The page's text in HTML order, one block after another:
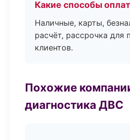
Какие способы
Наличные, карты,
расчёт, рассрочка для
клиентов.
Похожие
диагностика ДВС